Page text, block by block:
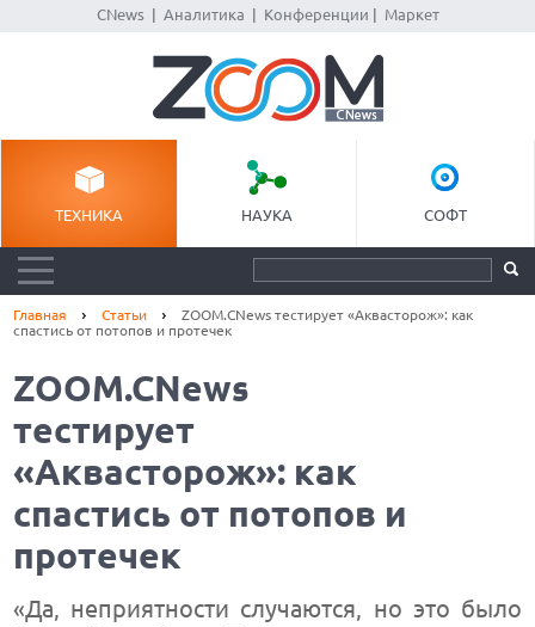
CNews| Аналитика Конференции Маркет
ТЕХНИКА НАУКА СОФТ
Главная Статьи
ZOOM.CNews тестирует «Аквасторож»: как
спастись от потопов и протечек
ZOOM.CNews
тестирует
«Аквасторож»: как
спастись от потопов и
протечек
«Да, неприятности случаются, но это было